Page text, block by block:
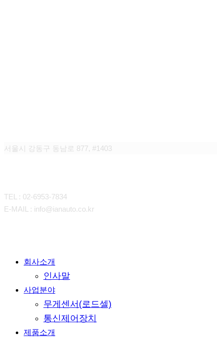
서울시 강동구 동남로 877, #1403
TEL : 02-6953-7834
E-MAIL : info@ianauto.co.kr
Close 회사소개
인사말
사업분야
무게센서(로드셀)
통신제어장치
제품소개